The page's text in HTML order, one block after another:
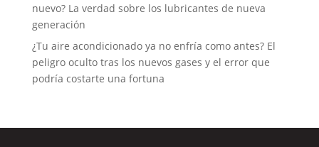
nuevo? La verdad sobre los lubricantes de nueva
generación
¿Tu aire acondicionado ya no enfría como antes? El
peligro oculto tras los nuevos gases y el error que
podría costarte una fortuna